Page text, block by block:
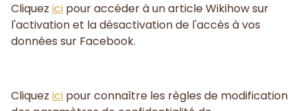
Cliquez ici pour accéder à un article Wikihow sur
l'activation et la désactivation de l'accès à vos
données sur Facebook.
Cliquez ici pour connaître les règles de modification